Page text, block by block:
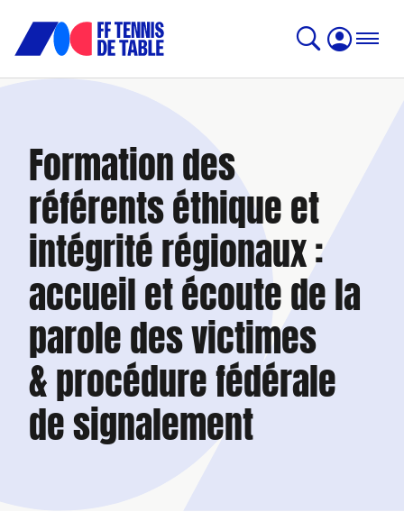
Formation des
référents éthique et
intégrité régionaux :
accueil et écoute de la
parole des victimes
& procédure fédérale
de signalement